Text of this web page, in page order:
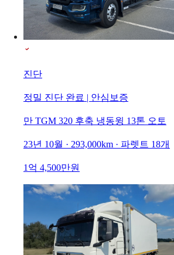
진단
정밀 진단 완료 | 안심보증
만 TGM 320 후축 냉동윙 13톤 오토
23년 10월 · 293,000km · 파렛트 18개
1억 4,500만원